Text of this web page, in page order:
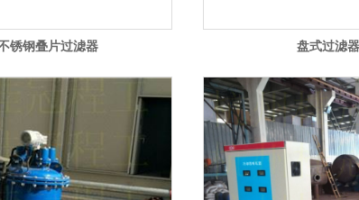
锈钢叠片过滤器 盘式过滤器